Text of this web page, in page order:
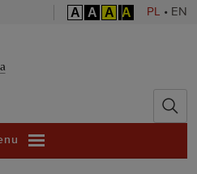
A A A A PL • EN
Politechnika